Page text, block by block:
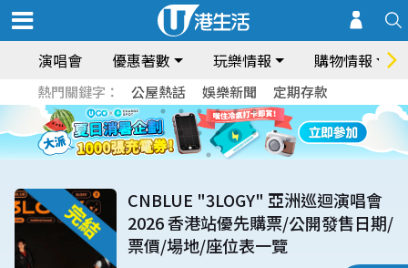
演唱會 優惠著數 玩樂情報 購物情報
熱門關鍵字： 公屋熱話 娛樂新聞 定期存款
CNBLUE "3LOGY" 亞洲巡迴演唱會
2026 香港站優先購票/公開發售日期/
票價/場地/座位表一覽